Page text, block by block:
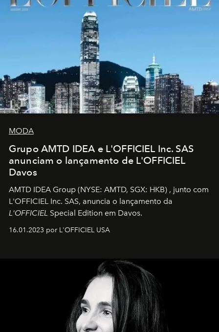
MODA
Grupo AMTD IDEA e L'OFFICIEL Inc. SAS
anunciam o lançamento de L'OFFICIEL
Davos
AMTD IDEA Group (NYSE: AMTD, SGX: HKB) , junto com
L'OFFICIEL Inc. SAS, anuncia o lançamento da
L'OFFICIEL Special Edition em Davos.
16.01.2023 por L'OFFICIEL USA